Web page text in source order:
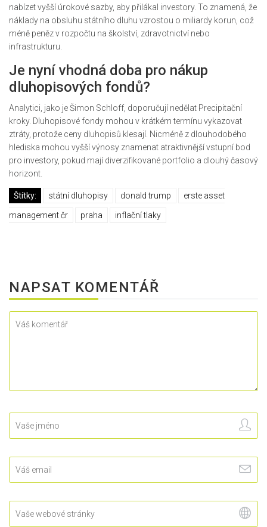
nabízet vyšší úrokové sazby, aby přilákal investory. To znamená, že
náklady na obsluhu státního dluhu vzrostou o miliardy korun, což
méně peněz v rozpočtu na školství, zdravotnictví nebo
infrastrukturu.
Je nyní vhodná doba pro nákup
dluhopisových fondů?
Analytici, jako je Šimon Schloff, doporučují nedělat Precipitační
kroky. Dluhopisové fondy mohou v krátkém termínu vykazovat
ztráty, protože ceny dluhopisů klesají. Nicméně z dlouhodobého
hlediska mohou vyšší výnosy znamenat atraktivnější vstupní bod
pro investory, pokud mají diverzifikované portfolio a dlouhý časový
horizont.
Štítky: státní dluhopisy donald trump erste asset
management čr praha inflační tlaky
NAPSAT KOMENTÁŘ